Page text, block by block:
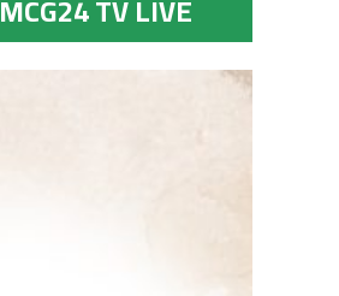
MCG24 TV LIVE